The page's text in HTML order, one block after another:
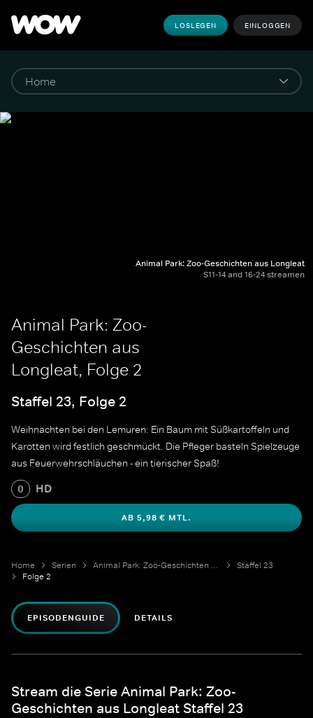
LOSLEGEN EINLOGGEN
Animal Park: Zoo-Geschichten aus Longleat
S11-14 and 16-24 streamen
Animal Park: Zoo-
Geschichten aus
Longleat, Folge 2
Staffel 23, Folge 2
Weihnachten bei den Lemuren: Ein Baum mit Süßkartoffeln und
Karotten wird festlich geschmückt. Die Pfleger basteln Spielzeuge
aus Feuerwehrschläuchen - ein tierischer Spaß!
0 HD
AB 5,98 € MTL.
Home Serien Animal Park: Zoo-Geschichten aus Longleat
Staffel 23
Folge 2
EPISODENGUIDE DETAILS
Stream die Serie Animal Park: Zoo-
Geschichten aus Longleat Staffel 23